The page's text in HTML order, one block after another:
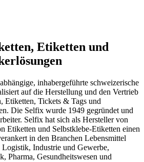
Etiketten und
inhabergeführte schweizerische
auf die Herstellung und den Vertrieb
Etiketten, Tickets & Tags und
Die Selfix wurde 1949 gegründet und
Selfix hat sich als Hersteller von
Etiketten und Selbstklebe-Etiketten einen
in den Branchen Lebensmittel
Industrie und Gewerbe,
Pharma, Gesundheitswesen und